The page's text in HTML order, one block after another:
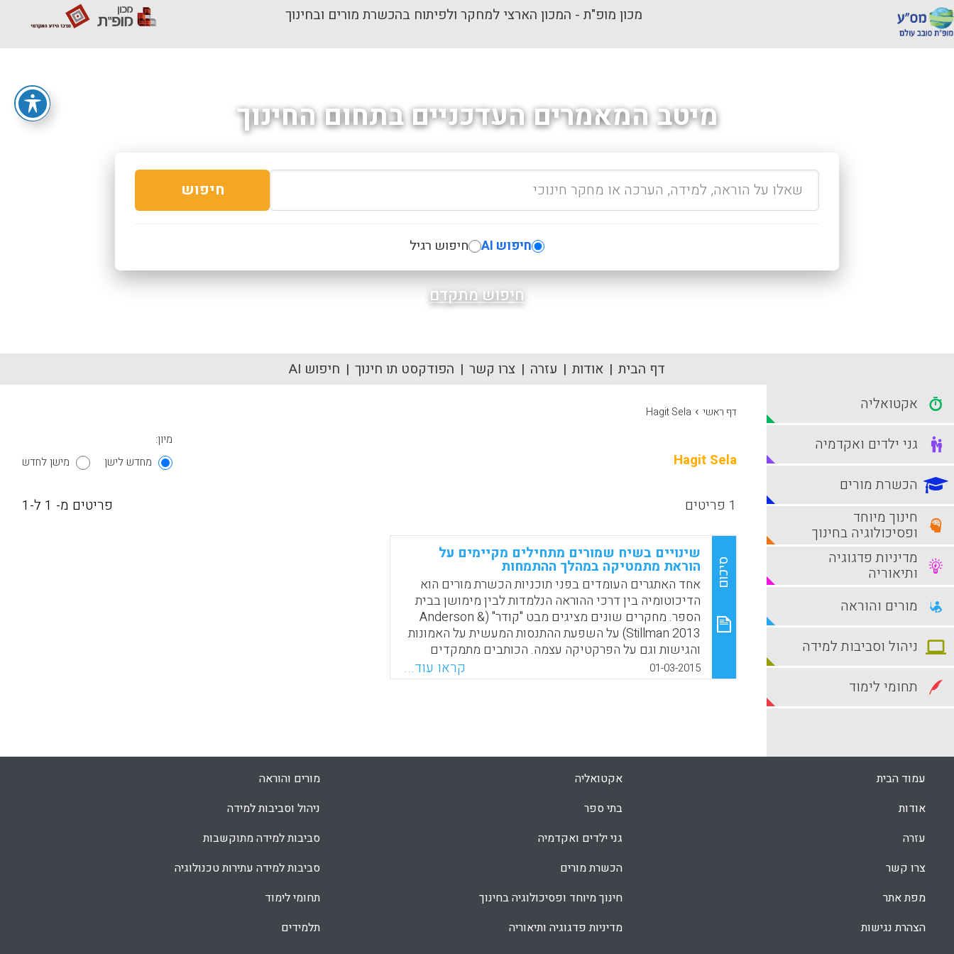
מכון מופ"ת - המכון הארצי למחקר ולפיתוח בהכשרת מורים ובחינוך
מיטב המאמרים העדכניים בתחום החינוך
חיפוש
חיפוש AI חיפוש רגיל
חיפוש מתקדם
דף הבית אודות עזרה צרו קשר הפודקסט תו חינוך חיפוש AI
דף ראשי ›
Hagit Sela
Hagit Sela
מיון:
מחדש לישן
מישן לחדש
1 פריטים פריטים מ- 1 ל-1
סיכום
שינויים בשיח שמורים מתחילים מקיימים על
הוראת מתמטיקה במהלך ההתמחות
אחד האתגרים העומדים בפני תוכניות הכשרת מורים הוא
הדיכוטומיה בין דרכי ההוראה הנלמדות לבין מימושן בבית
הספר. מחקרים שונים מציגים מבט "קודר" (Anderson &
Stillman 2013) על השפעת ההתנסות המעשית על האמונות
והגישות וגם על הפרקטיקה עצמה. הכותבים מתמקדים
בדרך שבה מתמחים וחונכיהם חושבים על הוראה ואילו
טיעונים הם מעלים בהקשר לפעילות ההוראתית שלהם. זאת
WhatsApp
Facebook
Email
X
01-03-2015 קראו עוד...
אקטואליה
גני ילדים ואקדמיה
הכשרת מורים
חינוך מיוחד
ופסיכולוגיה בחינוך
מדיניות פדגוגיה
ותיאוריה
מורים והוראה
ניהול וסביבות למידה
תחומי לימוד
עמוד הבית
אודות
עזרה
צרו קשר
מפת אתר
הצהרת נגישות
אקטואליה
בתי ספר
גני ילדים ואקדמיה
הכשרת מורים
חינוך מיוחד ופסיכולוגיה בחינוך
מדיניות פדגוגיה ותיאוריה
מורים והוראה
ניהול וסביבות למידה
סביבות למידה מתוקשבות
סביבות למידה עתירות טכנולוגיה
תחומי לימוד
תלמידים